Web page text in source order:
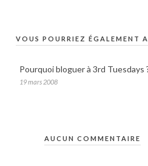
VOUS POURRIEZ ÉGALEMENT
Pourquoi bloguer à 3rd Tuesdays
19 mars 2008
AUCUN COMMENTAIRE